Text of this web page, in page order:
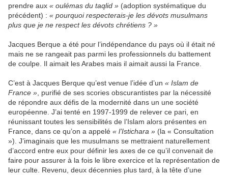
prendre aux « oulémas du taqlid » (adoption systématique du
précédent) : « pourquoi respecterais-je les dévots musulmans
plus que je ne respect les dévots chrétiens ? »
Jacques Berque a été pour l’indépendance du pays où il était né
mais ne se rangeait pas parmi les professionnels du battement
de coulpe. Il aimait les Arabes mais il aimait aussi la France.
C’est à Jacques Berque qu’est venue l’idée d’un « Islam de
France » , purifié de ses scories obscurantistes par la nécessité
de répondre aux défis de la modernité dans un une société
européenne. J’ai tenté en 1997-1999 de relever ce pari, en
réunissant toutes les sensibilités de l’Islam alors présentes en
France, dans ce qu’on a appelé « l’Istichara » (la « Consultation
»). J’imaginais que les musulmans se mettraient naturellement
d’accord entre eux pour définir les axes de ce qu’il convenait de
faire pour assurer à la fois le libre exercice et la représentation de
leur culte. Revenu, deux décennies plus tard, à la tête d’une